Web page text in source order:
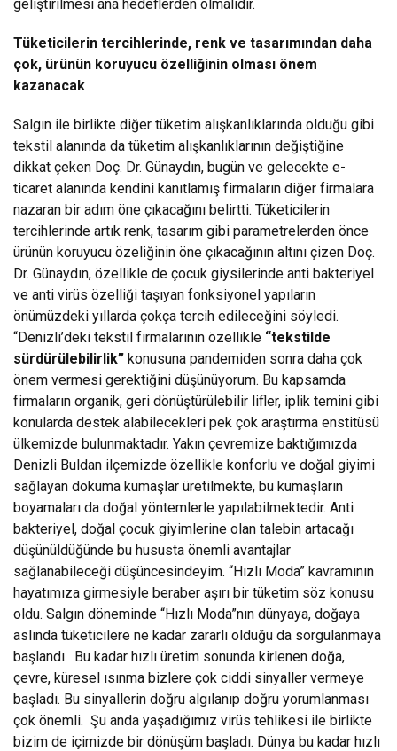
geliştirilmesi ana hedeflerden olmalıdır.
Tüketicilerin tercihlerinde, renk ve tasarımından daha
çok, ürünün koruyucu özelliğinin olması önem
kazanacak
Salgın ile birlikte diğer tüketim alışkanlıklarında olduğu gibi
tekstil alanında da tüketim alışkanlıklarının değiştiğine
dikkat çeken Doç. Dr. Günaydın, bugün ve gelecekte e-
ticaret alanında kendini kanıtlamış firmaların diğer firmalara
nazaran bir adım öne çıkacağını belirtti. Tüketicilerin
tercihlerinde artık renk, tasarım gibi parametrelerden önce
ürünün koruyucu özeliğinin öne çıkacağının altını çizen Doç.
Dr. Günaydın, özellikle de çocuk giysilerinde anti bakteriyel
ve anti virüs özelliği taşıyan fonksiyonel yapıların
önümüzdeki yıllarda çokça tercih edileceğini söyledi.
“Denizli’deki tekstil firmalarının özellikle “tekstilde
sürdürülebilirlik” konusuna pandemiden sonra daha çok
önem vermesi gerektiğini düşünüyorum. Bu kapsamda
firmaların organik, geri dönüştürülebilir lifler, iplik temini gibi
konularda destek alabilecekleri pek çok araştırma enstitüsü
ülkemizde bulunmaktadır. Yakın çevremize baktığımızda
Denizli Buldan ilçemizde özellikle konforlu ve doğal giyimi
sağlayan dokuma kumaşlar üretilmekte, bu kumaşların
boyamaları da doğal yöntemlerle yapılabilmektedir. Anti
bakteriyel, doğal çocuk giyimlerine olan talebin artacağı
düşünüldüğünde bu hususta önemli avantajlar
sağlanabileceği düşüncesindeyim. “Hızlı Moda” kavramının
hayatımıza girmesiyle beraber aşırı bir tüketim söz konusu
oldu. Salgın döneminde “Hızlı Moda”nın dünyaya, doğaya
aslında tüketicilere ne kadar zararlı olduğu da sorgulanmaya
başlandı. Bu kadar hızlı üretim sonunda kirlenen doğa,
çevre, küresel ısınma bizlere çok ciddi sinyaller vermeye
başladı. Bu sinyallerin doğru algılanıp doğru yorumlanması
çok önemli. Şu anda yaşadığımız virüs tehlikesi ile birlikte
bizim de içimizde bir dönüşüm başladı. Dünya bu kadar hızlı